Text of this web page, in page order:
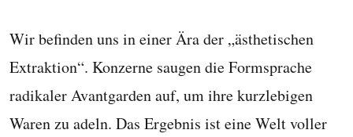
Wir befinden uns in einer Ära der „ästhetischen
Extraktion“. Konzerne saugen die Formsprache
radikaler Avantgarden auf, um ihre kurzlebigen
Waren zu adeln. Das Ergebnis ist eine Welt voller